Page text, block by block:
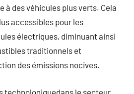
à des véhicules plus verts. Cela
accessibles pour les
électriques, diminuant ainsi
traditionnels et
des émissions nocives.
technologiquedans le secteur